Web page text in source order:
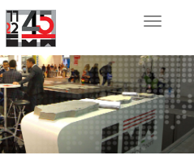
Toggle